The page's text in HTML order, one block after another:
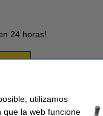
24 horas!
Garantía de por
utilizamos
que la web funcione